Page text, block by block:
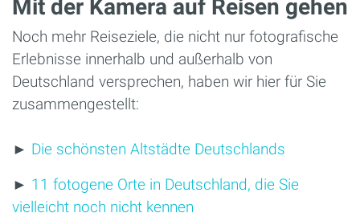
Mit der Kamera auf Reisen gehen
Noch mehr Reiseziele, die nicht nur fotografische
Erlebnisse innerhalb und außerhalb von
Deutschland versprechen, haben wir hier für Sie
zusammengestellt:
► Die schönsten Altstädte Deutschlands
► 11 fotogene Orte in Deutschland, die Sie
vielleicht noch nicht kennen